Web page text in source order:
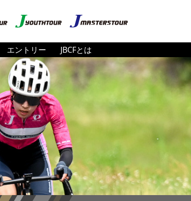
エントリー JBCFとは